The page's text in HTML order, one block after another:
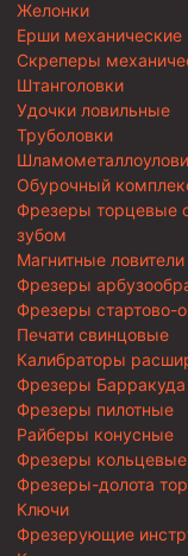
Желонки
Ерши механические
Скреперы
Штанголовки
Удочки ловильные
Труболовки
Обурочный
Фрезеры торцевые
зубом
Магнитные ловители
Фрезеры
Фрезеры стартово-
Печати свинцовые
Калибраторы
Фрезеры Барракуда
Фрезеры пилотные
Райберы конусные
Фрезеры кольцевые
Фрезеры-долота
Ключи
Фрезерующие